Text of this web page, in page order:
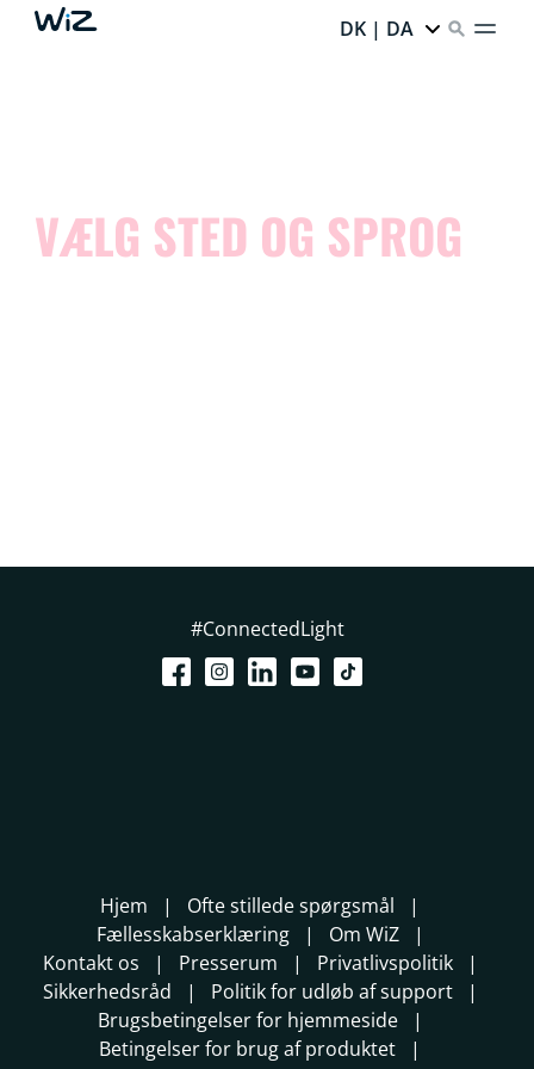
DK | DA
VÆLG STED OG SPROG
#ConnectedLight
Hjem
Ofte stillede spørgsmål
Fællesskabserklæring
Om WiZ
Kontakt os
Presserum
Privatlivspolitik
Sikkerhedsråd
Politik for udløb af support
Brugsbetingelser for hjemmeside
Betingelser for brug af produktet